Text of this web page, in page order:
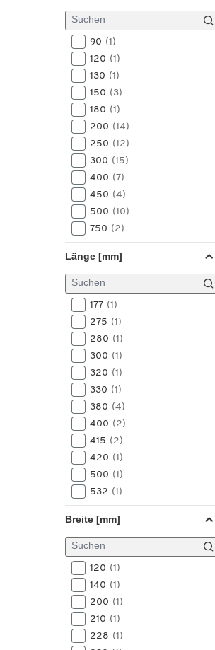
90 (1)
120 (1)
130 (1)
150 (3)
180 (1)
200 (14)
250 (12)
300 (15)
400 (7)
450 (4)
500 (10)
750 (2)
1000(4)
1200 (1)
1500
2000(2)
Länge [mm]
177 (1)
275 (1)
280 (1)
300 (1)
320 (1)
330 (1)
380 (4)
400 (2)
415 (2)
420 (1)
500 (1)
532 (1)
575(7)
580 (4)
587-857
590(5)
Breite [mm]
120 (1)
140 (1)
200 (1)
210 (1)
228 (1)